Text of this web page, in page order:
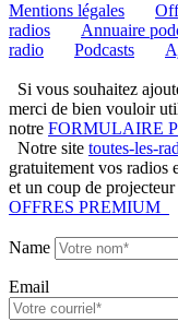
Mentions légales
radios
Annuaire
radio
Podcasts
Si vous souhaitez
merci de bien vouloir
notre FORMULAIRE
Notre site toutes-les-
gratuitement vos radios
et un coup de
OFFRES PREMIUM
Name
Email